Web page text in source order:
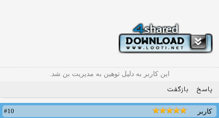
این کاربر به دلیل توهین به مدیریت بن شد.
پاسخ بازگفت
کاربر
#10